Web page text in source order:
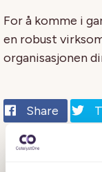
For å komme i
en robust
organisasjonen
Share